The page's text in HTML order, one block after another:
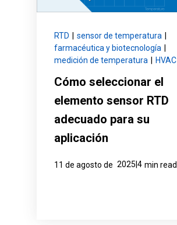
RTD sensor de temperatura
farmacéutica y biotecnología
medición de temperatura
HVAC
Cómo seleccionar el
elemento sensor RTD
adecuado para su
aplicación
11 de agosto de 2025|4 min read